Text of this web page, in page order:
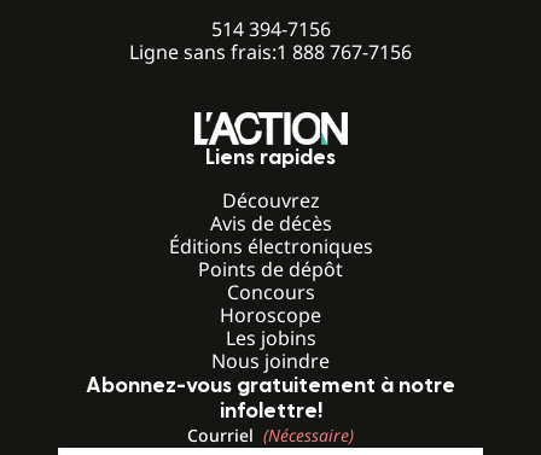
514 394-7156
Ligne sans frais:1 888 767-7156
Liens rapides
Découvrez
Avis de décès
Éditions électroniques
Points de dépôt
Concours
Horoscope
Les jobins
Nous joindre
Abonnez-vous gratuitement à notre
infolettre!
Courriel (Nécessaire)